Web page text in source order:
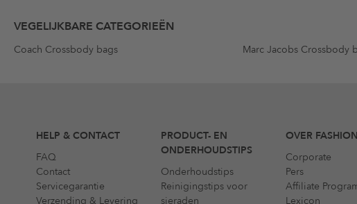
VEGELIJKBARE CATEGORIEËN
Coach Crossbody bags Marc Jacobs Crossbody
HELP & CONTACT
FAQ
Contact
Servicegarantie
Verzending & Levering
PRODUCT- EN
ONDERHOUDSTIPS
Onderhoudstips
Reinigingstips voor
sieraden
OVER
Corporate
Pers
Affiliate
Lexicon